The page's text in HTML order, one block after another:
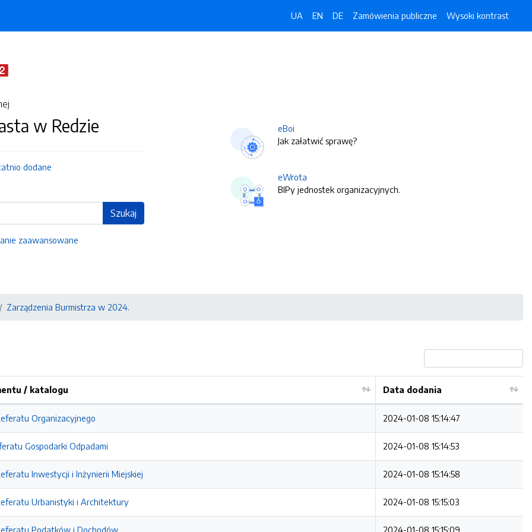
UA EN DE Zamówienia publiczne Wysoki kontrast
w Redzie
dodane
Szukaj
zaawansowane
eBoi
Jak załatwić sprawę?
eWrota
BIPy jednostek organizacyjnych.
Zarządzenia Burmistrza w 2024.
/ katalogu Data dodania
Organizacyjnego 2024-01-08 15:14:47
Gospodarki Odpadami 2024-01-08 15:14:53
Inwestycji i Inżynierii Miejskiej 2024-01-08 15:14:58
Urbanistyki i Architektury 2024-01-08 15:15:03
Podatków i Dochodów 2024-01-08 15:15:09